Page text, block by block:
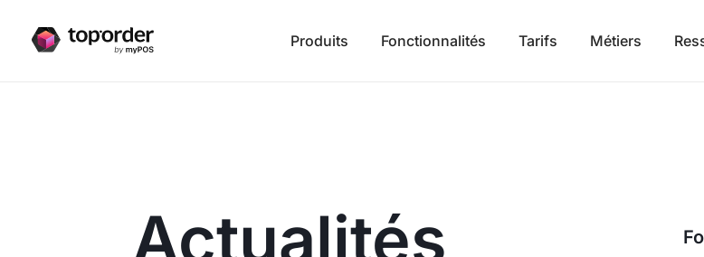
Produits Fonctionnalités Tarifs Métiers
Actualités